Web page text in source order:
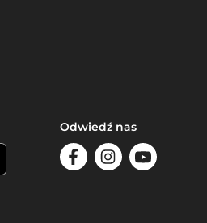
Odwiedź nas